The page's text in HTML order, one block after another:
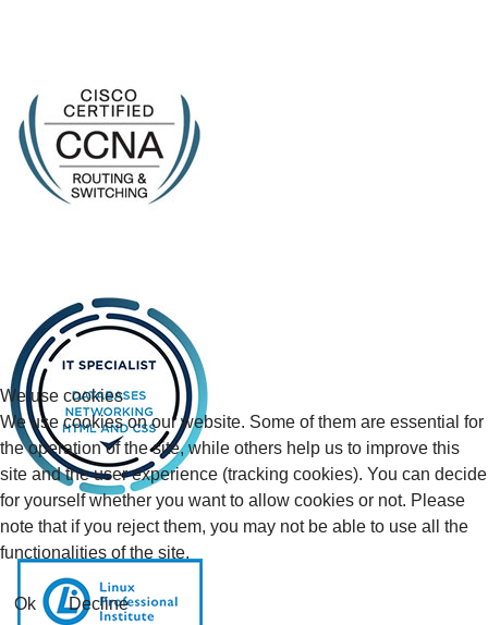
We use cookies
We use cookies on our website. Some of them are essential for
the operation of the site, while others help us to improve this
site and the user experience (tracking cookies). You can decide
for yourself whether you want to allow cookies or not. Please
note that if you reject them, you may not be able to use all the
functionalities of the site.
Ok Decline